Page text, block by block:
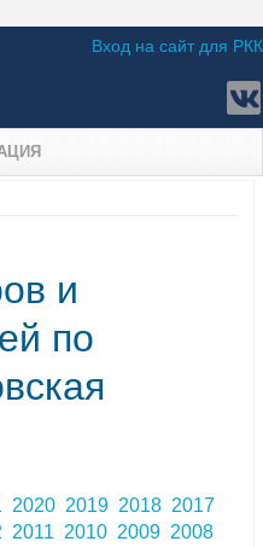
Вход на сайт для РКК
и
по
2020 2019 2018 2017
2011 2010 2009 2008